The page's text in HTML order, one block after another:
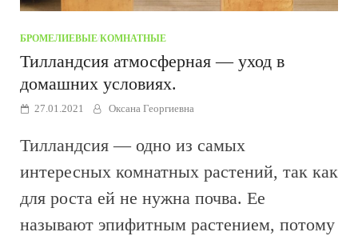
БРОМЕЛИЕВЫЕ КОМНАТНЫЕ
Тилландсия атмосферная — уход в
домашних условиях.
27.01.2021 Оксана Георгиевна
Тилландсия — одно из самых
интересных комнатных растений, так как
для роста ей не нужна почва. Ее
называют эпифитным растением, потому